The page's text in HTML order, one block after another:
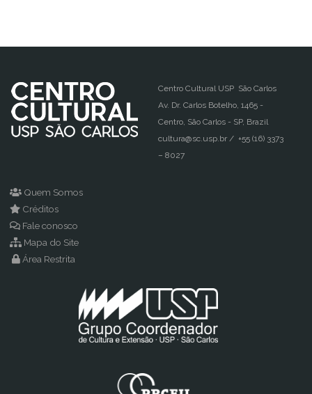
Centro Cultural USP São Carlos
Av. Dr. Carlos Botelho, 1465 -
Centro, São Carlos - SP, Brazil
cultura@sc.usp.br / +55 (16) 3373
– 8027
Quem Somos
Créditos
Fale conosco
Mapa do Site
Área Restrita